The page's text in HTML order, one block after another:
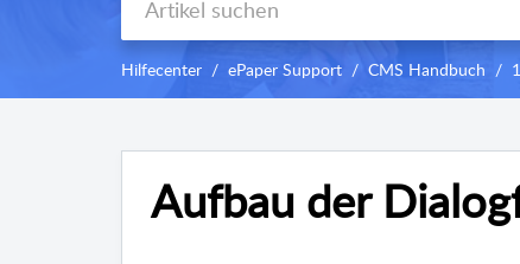
Hilfecenter ePaper Support CMS Handbuch
Aufbau der